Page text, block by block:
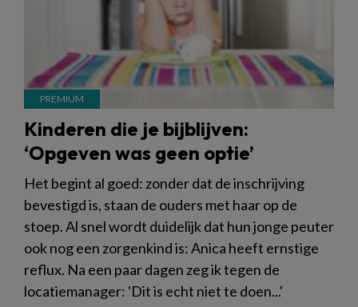
Kinderen die je bijblijven:
‘Opgeven was geen optie’
Het begint al goed: zonder dat de inschrijving
bevestigd is, staan de ouders met haar op de
stoep. Al snel wordt duidelijk dat hun jonge peuter
ook nog een zorgenkind is: Anica heeft ernstige
reflux. Na een paar dagen zeg ik tegen de
locatiemanager: 'Dit is echt niet te doen...'